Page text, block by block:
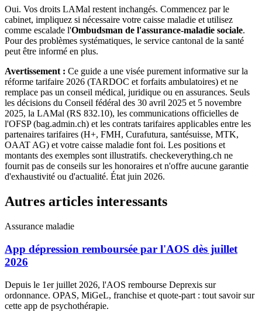
Oui. Vos droits LAMal restent inchangés. Commencez par le
cabinet, impliquez si nécessaire votre caisse maladie et utilisez
comme escalade l'Ombudsman de l'assurance-maladie sociale.
Pour des problèmes systématiques, le service cantonal de la santé
peut être informé en plus.
Avertissement : Ce guide a une visée purement informative sur la
réforme tarifaire 2026 (TARDOC et forfaits ambulatoires) et ne
remplace pas un conseil médical, juridique ou en assurances. Seuls
les décisions du Conseil fédéral des 30 avril 2025 et 5 novembre
2025, la LAMal (RS 832.10), les communications officielles de
l'OFSP (bag.admin.ch) et les contrats tarifaires applicables entre les
partenaires tarifaires (H+, FMH, Curafutura, santésuisse, MTK,
OAAT AG) et votre caisse maladie font foi. Les positions et
montants des exemples sont illustratifs. checkeverything.ch ne
fournit pas de conseils sur les honoraires et n'offre aucune garantie
d'exhaustivité ou d'actualité. État juin 2026.
Autres articles interessants
Assurance maladie
App dépression remboursée par l'AOS dès juillet
2026
Depuis le 1er juillet 2026, l'AOS rembourse Deprexis sur
ordonnance. OPAS, MiGeL, franchise et quote-part : tout savoir sur
cette app de psychothérapie.